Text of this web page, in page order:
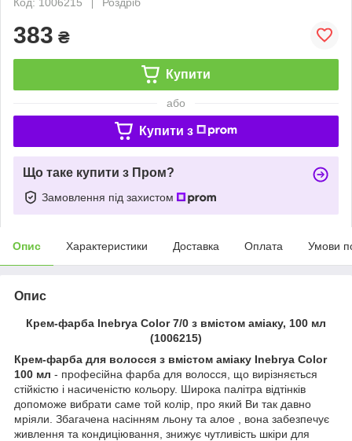
383 ₴
Купити
або
Купити з
Що таке купити з Пром?
Замовлення під захистом
Опис Характеристики Доставка Оплата Умови
Опис
Крем-фарба Inebrya Сolor 7/0 з вмiстом амiаку, 100 мл
(1006215)
Крем-фарба для волосся з вмістом аміаку Inebrya Color
100 мл - професійна фарба для волосся, що вирізняється
стійкістю і насиченістю кольору. Широка палітра відтінків
допоможе вибрати саме той колір, про який Ви так давно
мріяли. Збагачена насінням льону та алое , вона забезпечує
живлення та кондиціювання, знижує чутливість шкіри для